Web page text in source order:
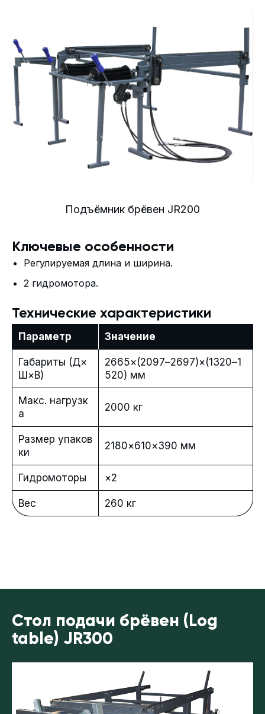
Подъёмник брёвен JR200
Ключевые особенности
Регулируемая длина и ширина.
2 гидромотора.
Технические характеристики
Параметр Значение
Габариты (Д×
Ш×В)
2665×(2097–2697)×(1320–1
520) мм
Макс. нагрузк
а
2000 кг
Размер упаков
ки
2180×610×390 мм
Гидромоторы ×2
Вес 260 кг
Стол подачи брёвен (Log
table) JR300